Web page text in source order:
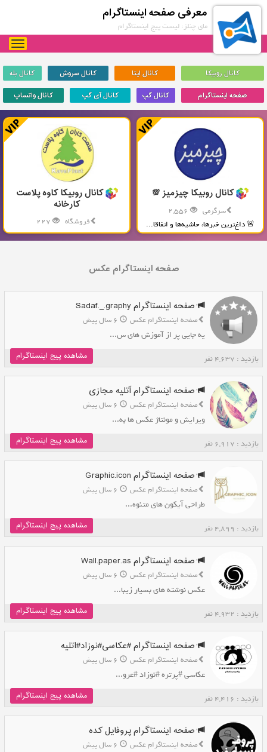
معرفی صفحه اینستاگرام
مای چنلز: لیست پیج اینستاگرام
کانال روبیکا کانال ایتا کانال سروش
کانال بله
صفحه اینستاگرام
کانال گپ کانال آی گپ کانال واتساپ
کانال روبیکا چیزمیز 💯
سرگرمی
🚨 داغ‌ترین خبرها، حاشیه‌ها و اتفاقا...
کانال روبیکا کاوه پلاست
کارخانه
فروشگاه
تولید و پخش محصولات پلاستیکی...
صفحه اینستاگرام عکس
صفحه اینستاگرام Sadaf._.graphy
صفحه اینستاگرام عکس 6 سال پیش
یه جایی پر از آموزش های س...
بازدید : 4,637 نفر مشاهده پیج اینستاگرام
صفحه اینستاگرام آتلیه مجازی
صفحه اینستاگرام عکس 6 سال پیش
ویرایش و مونتاژ عکس ها به...
بازدید : 6,917 نفر مشاهده پیج اینستاگرام
صفحه اینستاگرام Graphic.icon
صفحه اینستاگرام عکس 6 سال پیش
طراحی آیکون های متنوه‌‌‌‌...
بازدید : 4,899 نفر مشاهده پیج اینستاگرام
صفحه اینستاگرام Wall.paper.as
صفحه اینستاگرام عکس 6 سال پیش
عکس نوشته های بسیار زیبا...
بازدید : 4,932 نفر مشاهده پیج اینستاگرام
صفحه اینستاگرام #عکاسی#نوزاد#اتلیه
صفحه اینستاگرام عکس 6 سال پیش
عکاسی #پرتره #نوزاد #عرو...
بازدید : 4,416 نفر مشاهده پیج اینستاگرام
صفحه اینستاگرام پروفایل کده
صفحه اینستاگرام عکس 6 سال پیش